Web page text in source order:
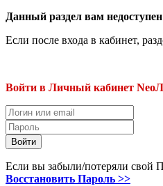
Данный раздел вам
Если после входа в кабинет,
Войти в Личный кабинет
Если вы забыли/потеряли свой
Восстановить Пароль >>